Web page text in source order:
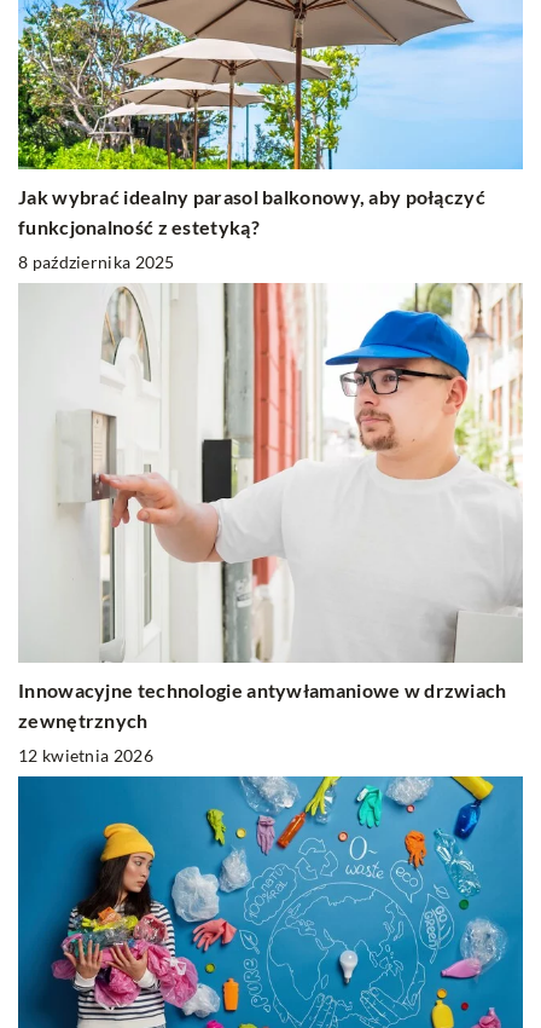
Jak wybrać idealny parasol balkonowy, aby połączyć
funkcjonalność z estetyką?
8 października 2025
Innowacyjne technologie antywłamaniowe w drzwiach
zewnętrznych
12 kwietnia 2026